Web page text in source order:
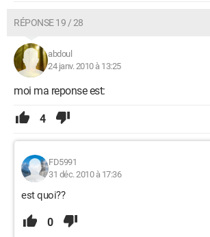
RÉPONSE 19 / 28
abdoul
24 janv. 2010 à 13:25
moi ma reponse est:
4
FD5991
31 déc. 2010 à 17:36
est quoi??
0